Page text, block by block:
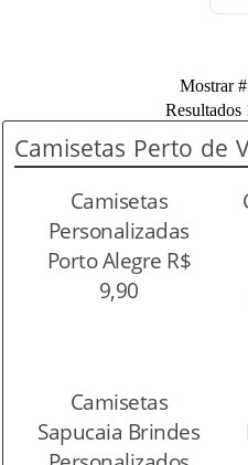
Mostrar
Resultados
Camisetas Perto de
Camisetas
Personalizadas
Porto Alegre R$
9,90
Camisetas
Sapucaia Brindes